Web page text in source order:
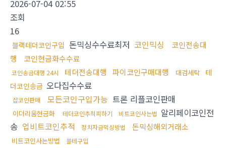
2026-07-04 02:55
조회
16
블랙테더코인구입 돈믹싱수수료최저 코인믹싱
코인전송대
행
코인현금화수수료
코인송금대행 24시 테더전송대행 파이코인구매대행 대검세탁
테
더코인송금 오다집수수료
잡코인판매 모든코인구입가능 트론 리플코인판매
이더리움현금화 테더코인추척피하기 비트코인사는법 알리페이코인전
송 업비트코인추적 정치자금믹싱방법 돈믹싱해외거래소
비트코인사는방법
블테구입